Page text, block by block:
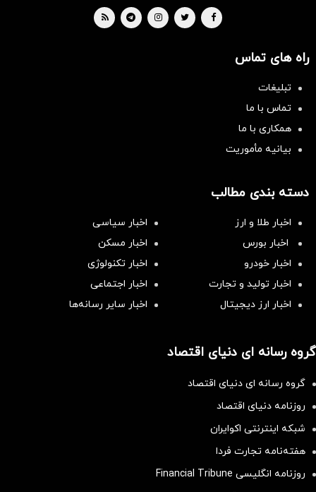
راه های تماس
تبلیغات
تماس با ما
همکاری با ما
بیانیه مأموریت
دسته بندی مطالب
اخبار طلا و ارز
اخبار سیاسی
اخبار بورس
اخبار مسکن
اخبار خودرو
اخبار تکنولوژی
اخبار تولید و تجارت
اخبار اجتماعی
اخبار ارز دیجیتال
اخبار سایر رسانه‌‌ها
گروه رسانه ای دنیای اقتصاد
گروه رسانه ای دنیای اقتصاد
روزنامه دنیای اقتصاد
شبکه اینترنتی اکوایران
هفته‌نامه تجارت فردا
روزنامه انگلیسی Financial Tribune